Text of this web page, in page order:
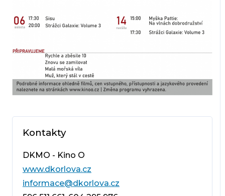
Kontakty
DKMO - Kino O
www.dkorlova.cz
informace@dkorlova.cz